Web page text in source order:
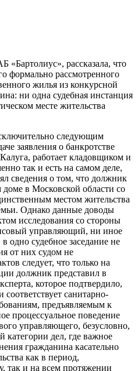
«Бартолиус», рассказала, что
формально рассмотренного
жилья из конкурсной
ни одна судебная инстанция
месте жительства
следующим
заявления о банкротстве
работает кладовщиком и
так и есть на самом деле,
сведения о том, что должник
в Московской области со
местом жительства
Однако данные доводы
исследования со стороны
управляющий, ни иное
одно судебное заседание не
от них судом не
следует, что только на
должник представил в
которое подтвердило,
санитарно-
предъявляемым к
процессуальное поведение
управляющего, безусловно,
категории дел, где важное
гражданина касательно
как в период,
так и на всем протяжении